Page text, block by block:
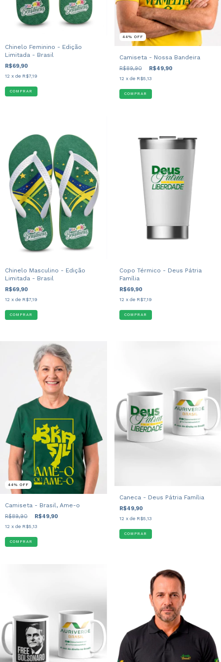
Chinelo Feminino - Edição
Limitada - Brasil
R$69,90
12 x de R$7,19
COMPRAR
44% OFF
Camiseta - Nossa Bandeira
R$89,90 R$49,90
12 x de R$5,13
COMPRAR
Chinelo Masculino - Edição
Limitada - Brasil
R$69,90
12 x de R$7,19
COMPRAR
Copo Térmico - Deus Pátria
Família
R$69,90
12 x de R$7,19
44% OFF
Camiseta - Brasil, Ame-o
R$89,90 R$49,90
12 x de R$5,13
COMPRAR
Caneca - Deus Pátria Família
R$49,90
12 x de R$5,13